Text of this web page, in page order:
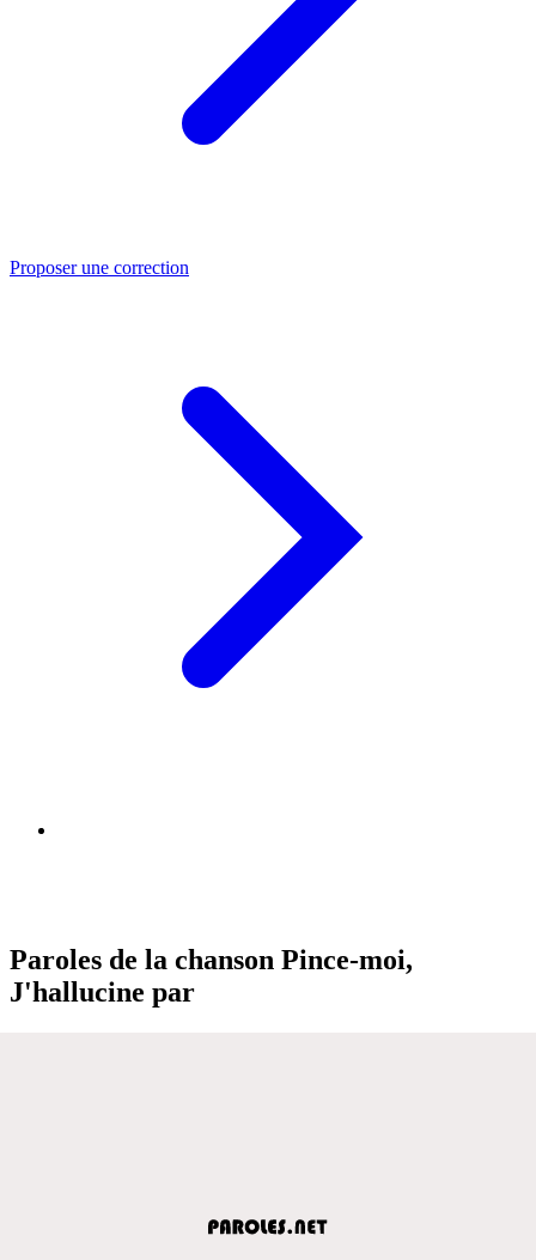
Proposer une correction
Paroles de la chanson Pince-moi,
J'hallucine par